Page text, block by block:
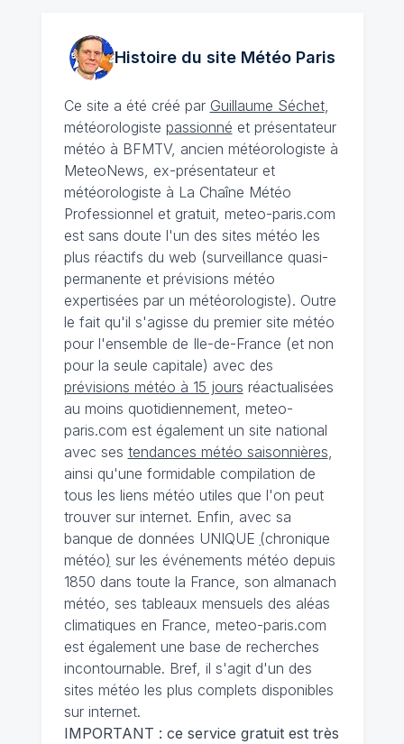
Histoire du site MétéoParis
Ce site a été créé par Guillaume Séchet,
météorologiste passionné et présentateur
météo à BFMTV, ancien météorologiste à
MeteoNews, ex-présentateur et
météorologiste à La Chaîne Météo
Professionnel et gratuit, meteo-paris.com
est sans doute l'un des sites météo les
plus réactifs du web (surveillance quasi-
permanente et prévisions météo
expertisées par un météorologiste). Outre
le fait qu'il s'agisse du premier site météo
pour l'ensemble de Ile-de-France (et non
pour la seule capitale) avec des
prévisions météo à 15 jours réactualisées
au moins quotidiennement, meteo-
paris.com est également un site national
avec ses tendances météo saisonnières
ainsi qu'une formidable compilation de
tous les liens météo utiles que l'on peut
trouver sur internet. Enfin, avec sa
banque de données UNIQUE (chronique
météo) sur les événements météo depuis
1850 dans toute la France, son almanach
météo, ses tableaux mensuels des aléas
climatiques en France, meteo-paris.com
est également une base de recherches
incontournable. Bref, il s'agit d'un des
sites météo les plus complets disponibles
sur internet.
IMPORTANT : ce service gratuit est très